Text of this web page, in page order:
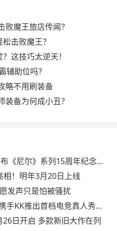
败魔王旅店传闻？
击败魔王？
这技巧太逆天！
辅助位吗？
略不用刷装备
装备为何成小丑？
尔》系列15周年纪念典藏套装
相！明年3月20日上线
发声只是怕被骚扰
首档电竞真人秀《寻找下一个Sky》
日开启 多款新旧大作在列